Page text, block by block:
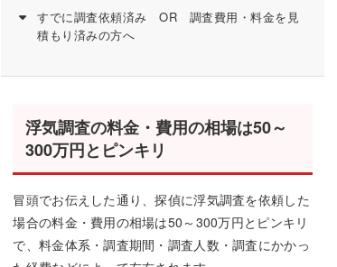
すでに調査依頼済み OR 調査費用・料金を見
積もり済みの方へ
浮気調査の料金・費用の相場は50～
300万円とピンキリ
冒頭でお伝えした通り、探偵に浮気調査を依頼した
場合の料金・費用の相場は50～300万円とピンキリ
で、料金体系・調査期間・調査人数・調査にかかっ